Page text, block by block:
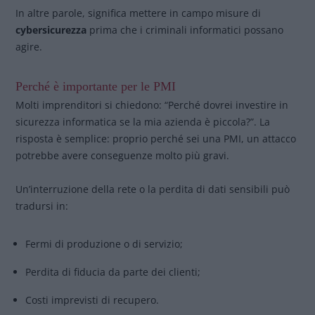
In altre parole, significa mettere in campo misure di
cybersicurezza prima che i criminali informatici possano
agire.
Perché è importante per le PMI
Molti imprenditori si chiedono: “Perché dovrei investire in
sicurezza informatica se la mia azienda è piccola?”. La
risposta è semplice: proprio perché sei una PMI, un attacco
potrebbe avere conseguenze molto più gravi.
Un’interruzione della rete o la perdita di dati sensibili può
tradursi in:
Fermi di produzione o di servizio;
Perdita di fiducia da parte dei clienti;
Costi imprevisti di recupero.